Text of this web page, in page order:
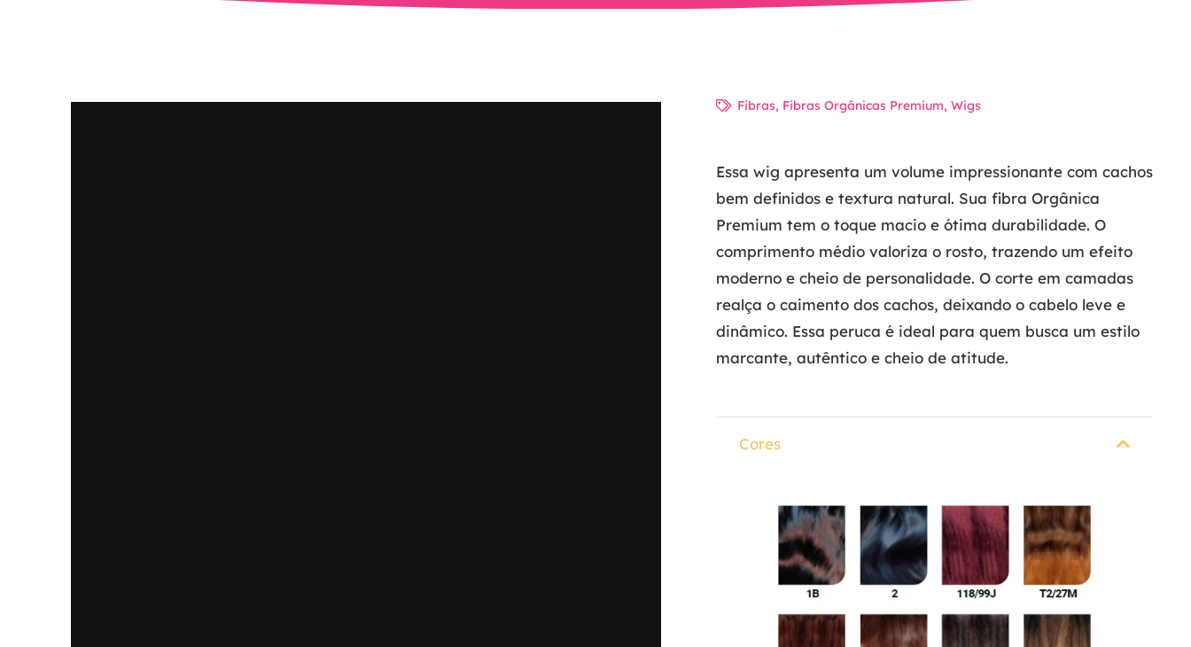
Fibras, Fibras Orgânicas Premium, Wigs
Essa wig apresenta um volume impressionante com cachos
bem definidos e textura natural. Sua fibra Orgânica
Premium tem o toque macio e ótima durabilidade. O
comprimento médio valoriza o rosto, trazendo um efeito
moderno e cheio de personalidade. O corte em camadas
realça o caimento dos cachos, deixando o cabelo leve e
dinâmico. Essa peruca é ideal para quem busca um estilo
marcante, autêntico e cheio de atitude.
Cores